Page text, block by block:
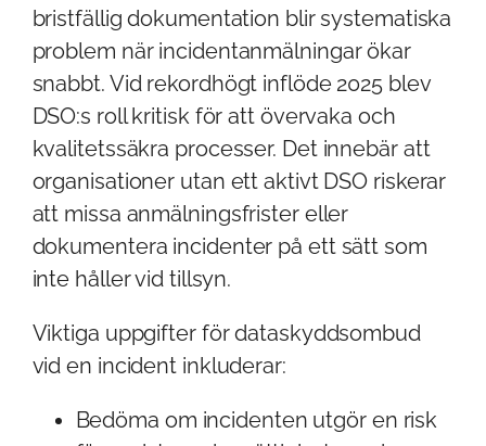
bristfällig dokumentation blir systematiska
problem när incidentanmälningar ökar
snabbt. Vid rekordhögt inflöde 2025 blev
DSO:s roll kritisk för att övervaka och
kvalitetssäkra processer. Det innebär att
organisationer utan ett aktivt DSO riskerar
att missa anmälningsfrister eller
dokumentera incidenter på ett sätt som
inte håller vid tillsyn.
Viktiga uppgifter för dataskyddsombud
vid en incident inkluderar:
Bedöma om incidenten utgör en risk